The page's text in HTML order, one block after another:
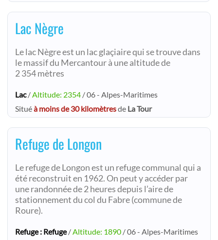
Lac Nègre
Le lac Nègre est un lac glaçiaire qui se trouve dans
le massif du Mercantour à une altitude de
2 354 mètres
Lac/ Altitude: 2354 / 06 - Alpes-Maritimes
Situéà moins de 30 kilomètresde La Tour
Refuge de Longon
Le refuge de Longon est un refuge communal qui a
été reconstruit en 1962. On peut y accéder par
une randonnée de 2 heures depuis l’aire de
stationnement du col du Fabre (commune de
Roure).
Refuge : Refuge/ Altitude: 1890 / 06 - Alpes-Maritimes